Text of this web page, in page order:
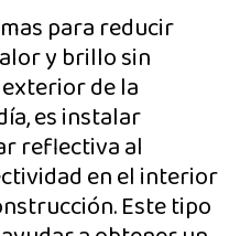
para reducir
y brillo sin
de la
es instalar
reflectiva al
en el interior
Este tipo